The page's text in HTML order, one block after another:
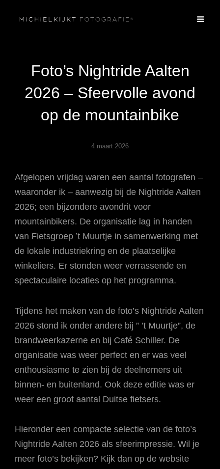
Foto’s Nightride Aalten
2026 – Sfeervolle avond
op de mountainbike
4 maart 2026
Afgelopen vrijdag waren een aantal fotografen –
waaronder ik – aanwezig bij de Nightride Aalten
2026; een bijzondere avondrit voor
mountainbikers. De organisatie lag in handen
van Fietsgroep ’t Muurtje in samenwerking met
de lokale industriekring en de plaatselijke
winkeliers. Er stonden weer verrassende en
spectaculaire locaties op het programma.
Tijdens het maken van de foto’s Nightride Aalten
2026 stond ik onder andere bij ” ’t Muurtje”, de
brandweerkazerne en bij Café Schiller. De
organisatie was weer perfect en er was veel
enthousiasme te zien bij de deelnemers uit
binnen- en buitenland. Ook deze editie was er
weer een groot aantal Duitse fietsers.
Hieronder een compacte selectie van de foto’s
Nightride Aalten 2026 als sfeerimpressie. Wil je
meer foto’s bekijken? Kijk dan op de website